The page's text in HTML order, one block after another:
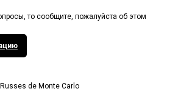
то сообщите, пожалуйста об этом
de Monte Carlo